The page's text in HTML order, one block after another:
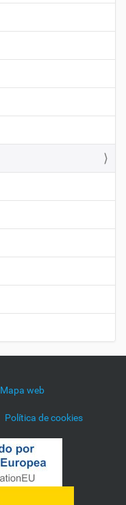
Mapa web
Política de cookies